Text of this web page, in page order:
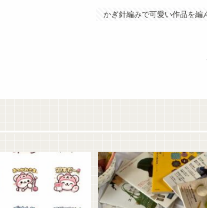
かぎ針編みで可愛い作品を編